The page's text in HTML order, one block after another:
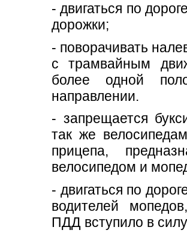
- двигаться по
дорожки;
- поворачивать
с трамвайным
более одной
направлении.
- запрещается
так же
прицепа,
велосипедом и
- двигаться по
водителей
ПДД вступило в